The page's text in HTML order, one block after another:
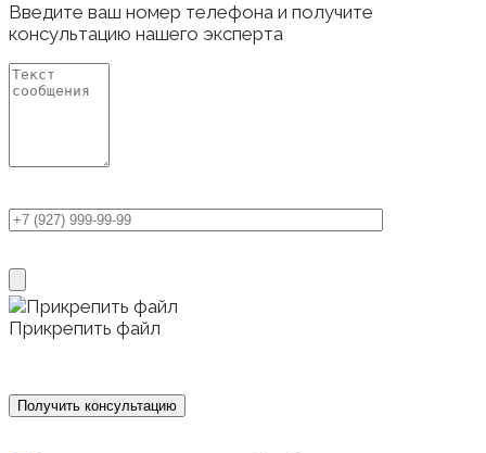
Введите ваш номер телефона и получите
консультацию нашего эксперта
Прикрепить файл